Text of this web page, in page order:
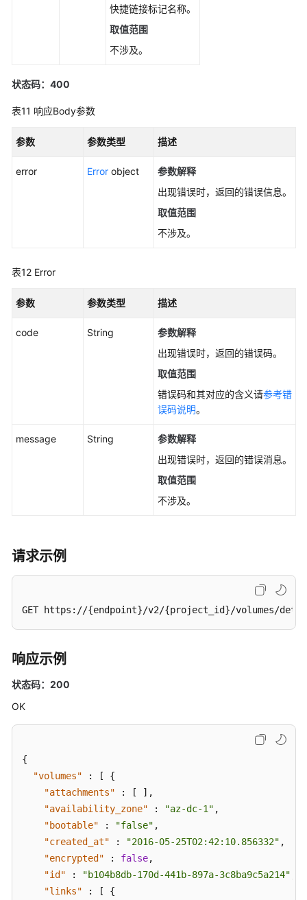
快捷链接标记名称。
取值范围
不涉及。
状态码：400
表11 响应Body参数
参数 参数类型 描述
error Error object
参数解释
出现错误时，返回的错误信息。
取值范围
不涉及。
表12 Error
参数 参数类型 描述
code String
参数解释
出现错误时，返回的错误码。
取值范围
错误码和其对应的含义请参考错
误码说明。
message String
参数解释
出现错误时，返回的错误消息。
取值范围
不涉及。
请求示例
GET https://{endpoint}/v2/{project_id}/volumes/
响应示例
状态码：200
OK
{
"volumes"
: [
{
"attachments"
: [ ] ,
"availability_zone"
: "az-dc-1" ,
"bootable"
: "false" ,
"created_at"
: "2016-05-25T02:42:10.856332" ,
"encrypted"
: false,
"id"
: "b104b8db-170d-441b-897a-3c8ba9c5a214"
"links"
: [
{